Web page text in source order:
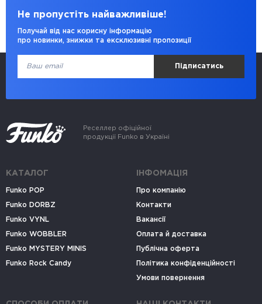
Не пропустіть найважливіше!
Получай від нас корисну інформацію
про новинки, знижки та ексклюзивні пропозиції
Підписатись
Реселлер офіційної
продукції Funko в Україні
КАТАЛОГ
Funko POP
Funko DORBZ
Funko VYNL
Funko WOBBLER
Funko MYSTERY MINIS
Funko Rock Candy
ІНФОМАЦІЯ
Про компанію
Контакти
Вакансії
Оплата й доставка
Публічна оферта
Політика конфіденційності
Умови повернення